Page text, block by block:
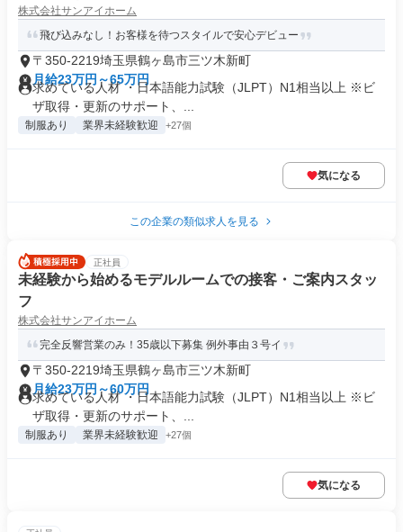
株式会社サンアイホーム
飛び込みなし！お客様を待つスタイルで安心デビュー
〒350-2219埼玉県鶴ヶ島市三ツ木新町
月給23万円～65万円
求めている人材 ・日本語能力試験（JLPT）N1相当以上 ※ビ
ザ取得・更新のサポート、...
制服あり 業界未経験歓迎 +27個
気になる
この企業の類似求人を見る
正社員
未経験から始めるモデルルームでの接客・ご案内スタッ
フ
株式会社サンアイホーム
完全反響営業のみ！35歳以下募集 例外事由３号イ
〒350-2219埼玉県鶴ヶ島市三ツ木新町
月給23万円～60万円
求めている人材 ・日本語能力試験（JLPT）N1相当以上 ※ビ
ザ取得・更新のサポート、...
制服あり 業界未経験歓迎 +27個
気になる